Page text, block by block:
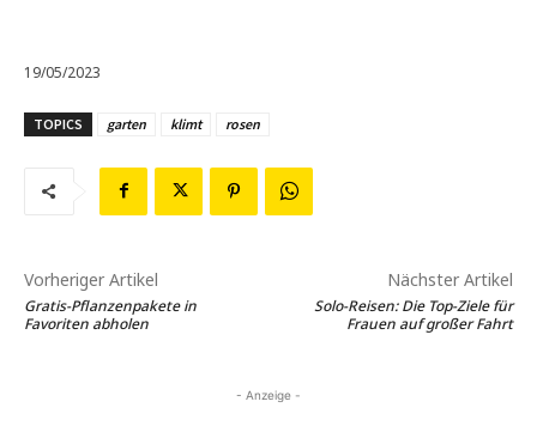
19/05/2023
TOPICS garten klimt rosen
Vorheriger Artikel
Gratis-Pflanzenpakete in
Favoriten abholen
Nächster Artikel
Solo-Reisen: Die Top-Ziele für
Frauen auf großer Fahrt
- Anzeige -